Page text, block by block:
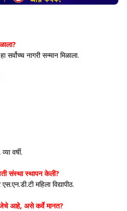
नागरी सन्मान मिळाला.
वर्षी.
संस्था स्थापन केली?
महिला विद्यापीठ.
आहे, असे कर्वे मानत?